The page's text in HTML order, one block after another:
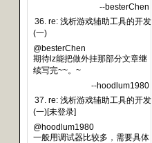
--besterChen
36. re: 浅析游戏辅助工具的开发
(一)
@besterChen
期待lz能把做外挂那部分文章继
续写完~~。~
--hoodlum1980
37. re: 浅析游戏辅助工具的开发
(一)[未登录]
@hoodlum1980
一般用调试器比较多，需要具体